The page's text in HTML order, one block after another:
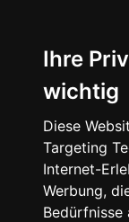
Ihre
wichtig
Diese
Targeting
Internet-
Werbung,
Bedürfnisse